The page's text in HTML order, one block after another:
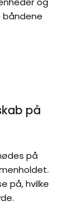
båndene
på
på
på, hvilke